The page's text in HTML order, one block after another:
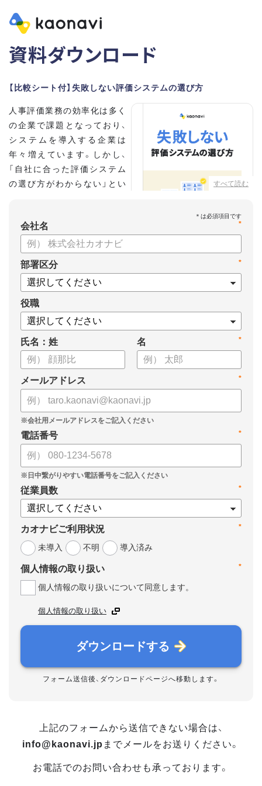
資料ダウンロード
【比較シート付】失敗しない評価システムの選び方
すべて読む
人事評価業務の効率化は多く
の企業で課題となっており、
システムを導入する企業は
年々増えています。しかし、
「自社に合った評価システム
の選び方がわからない」とい
こちらの資料では、
・人事評価システムが必要な企業の特徴
・導入検討に必要な3つの視点
・7つの選定ポイント
についてまとめましたので、ぜひお役立てください。
*
会社名
*
部署区分
役職
氏名：姓 *
名
*
メールアドレス
*
電話番号
*
従業員数
*
カオナビご利用状況
未導入
不明 導入済み
*
個人情報の取り扱い
個人情報の取り扱いについて同意します。
個人情報の取り扱い
ダウンロードする
フォーム送信後、ダウンロードページへ移動します。
上記のフォームから送信できない場合は、
info@kaonavi.jp までメールをお送りください。
お電話でのお問い合わせも承っております。